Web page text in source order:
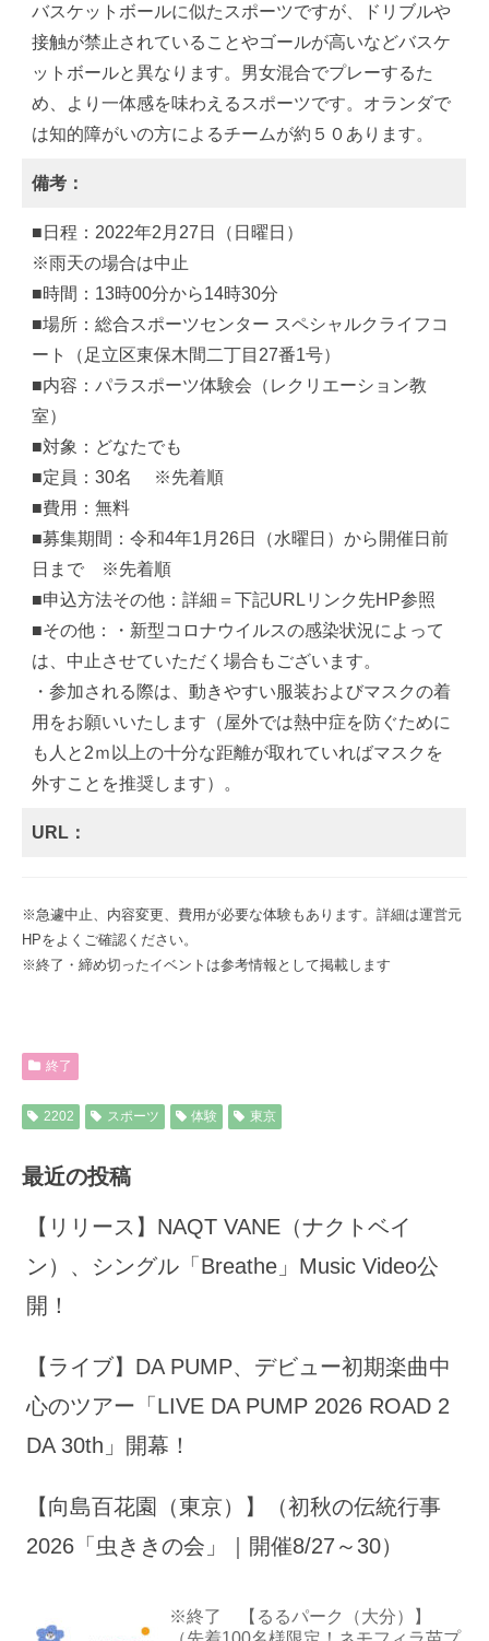
バスケットボールに似たスポーツですが、ドリブルや
接触が禁止されていることやゴールが高いなどバスケ
ットボールと異なります。男女混合でプレーするた
め、より一体感を味わえるスポーツです。オランダで
は知的障がいの方によるチームが約５０あります。
備考：
■日程：2022年2月27日（日曜日）
※雨天の場合は中止
■時間：13時00分から14時30分
■場所：総合スポーツセンター スペシャルクライフコ
ート（足立区東保木間二丁目27番1号）
■内容：パラスポーツ体験会（レクリエーション教
室）
■対象：どなたでも
■定員：30名 ※先着順
■費用：無料
■募集期間：令和4年1月26日（水曜日）から開催日前
日まで ※先着順
■申込方法その他：詳細＝下記URLリンク先HP参照
■その他：・新型コロナウイルスの感染状況によって
は、中止させていただく場合もございます。
・参加される際は、動きやすい服装およびマスクの着
用をお願いいたします（屋外では熱中症を防ぐために
も人と2ｍ以上の十分な距離が取れていればマスクを
外すことを推奨します）。
URL：
※急遽中止、内容変更、費用が必要な体験もあります。詳細は運営元
HPをよくご確認ください。
※終了・締め切ったイベントは参考情報として掲載します
終了
2202 スポーツ 体験 東京
最近の投稿
【リリース】NAQT VANE（ナクトベイ
ン）、シングル「Breathe」Music Video公
開！
【ライブ】DA PUMP、デビュー初期楽曲中
心のツアー「LIVE DA PUMP 2026 ROAD 2
DA 30th」開幕！
【向島百花園（東京）】（初秋の伝統行事
2026「虫ききの会」｜開催8/27～30）
※終了 【るるパーク（大分）】